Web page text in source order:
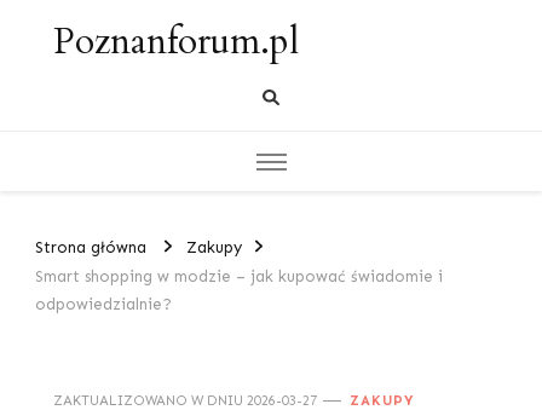
Poznanforum.pl
Strona główna
Zakupy
Smart shopping w modzie – jak kupować świadomie i
odpowiedzialnie?
ZAKTUALIZOWANO W DNIU 2026-03-27 ZAKUPY